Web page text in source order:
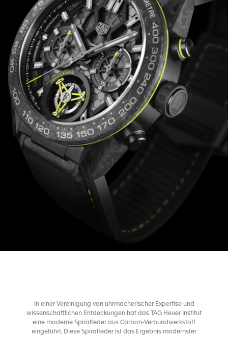
In einer Vereinigung von uhrmacherischer Expertise und
wissenschaftlichen Entdeckungen hat das TAG Heuer Institut
eine moderne Spiralfeder aus Carbon-Verbundwerkstoff
eingeführt. Diese Spiralfeder ist das Ergebnis modernster